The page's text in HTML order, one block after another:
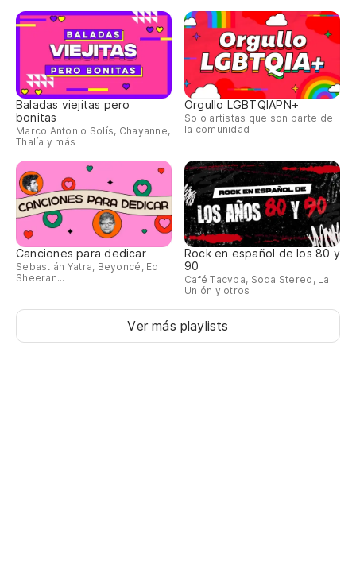
Baladas viejitas pero
bonitas
Marco Antonio Solís, Chayanne,
Thalía y más
Orgullo LGBTQIAPN+
Solo artistas que son parte de
la comunidad
Canciones para dedicar
Sebastián Yatra, Beyoncé, Ed
Sheeran...
Rock en español de los 80 y
90
Café Tacvba, Soda Stereo, La
Unión y otros
Ver más playlists